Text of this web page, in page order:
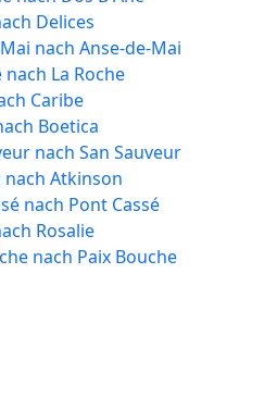
Delices
nach Anse-de-Mai
La Roche
Caribe
Boetica
nach San Sauveur
Atkinson
nach Pont Cassé
Rosalie
nach Paix Bouche